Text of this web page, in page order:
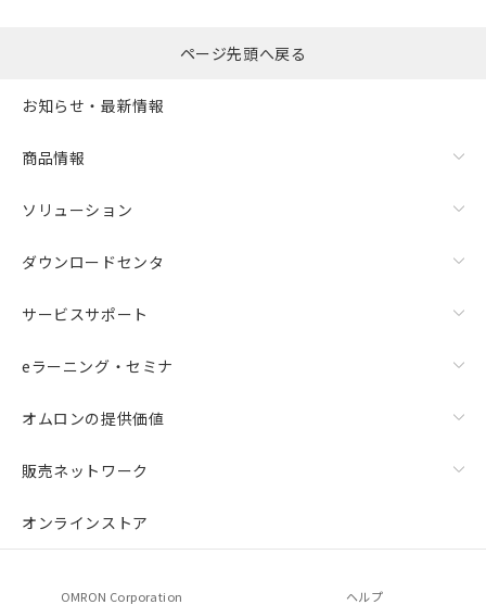
ページ先頭へ戻る
お知らせ・最新情報
商品情報
ソリューション
ダウンロードセンタ
サービスサポート
eラーニング・セミナ
オムロンの提供価値
販売ネットワーク
オンラインストア
OMRON Corporation ヘルプ